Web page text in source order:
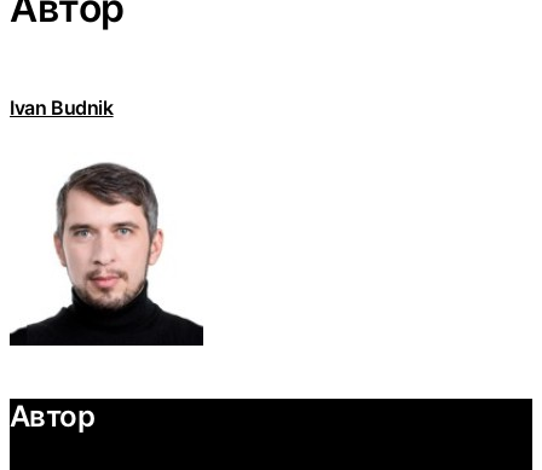
Ivan Budnik
Автор